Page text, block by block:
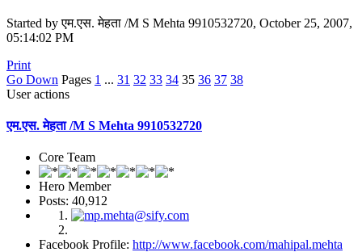
Started by एम.एस. मेहता /M S Mehta 9910532720, October 25, 2007,
05:14:02 PM
Print
Go Down Pages 1 ... 31 32 33 34 35 36 37 38
User actions
एम.एस. मेहता /M S Mehta 9910532720
Core Team
Hero Member
Posts: 40,912
Facebook Profile: http://www.facebook.com/mahipal.mehta